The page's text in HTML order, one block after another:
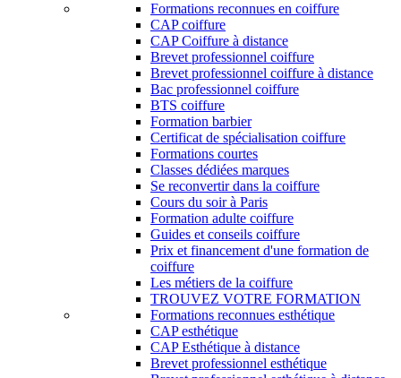
Formations reconnues en coiffure
CAP coiffure
CAP Coiffure à distance
Brevet professionnel coiffure
Brevet professionnel coiffure à distance
Bac professionnel coiffure
BTS coiffure
Formation barbier
Certificat de spécialisation coiffure
Formations courtes
Classes dédiées marques
Se reconvertir dans la coiffure
Cours du soir à Paris
Formation adulte coiffure
Guides et conseils coiffure
Prix et financement d'une formation de
coiffure
Les métiers de la coiffure
TROUVEZ VOTRE FORMATION
Formations reconnues esthétique
CAP esthétique
CAP Esthétique à distance
Brevet professionnel esthétique